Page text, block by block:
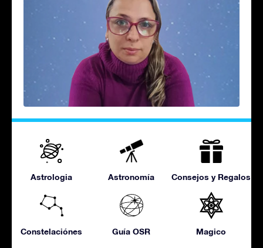
Astrologia Astronomía Consejos y Regalos
Constelaciónes Guía OSR Magico